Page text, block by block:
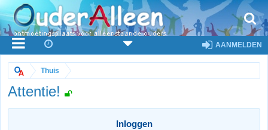
AANMELDEN
Thuis
Attentie!
Inloggen